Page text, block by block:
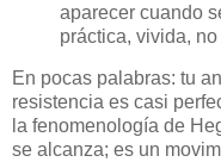
aparecer cuando
práctica, vivida,
En pocas palabras: tu
resistencia es casi
la fenomenología de
se alcanza; es un